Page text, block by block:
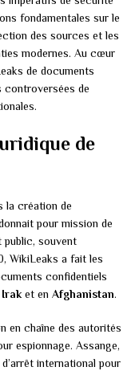
fondamentales sur le
des sources et les
modernes. Au cœur
de documents
controversées de
de
la création de
pour mission de
public, souvent
WikiLeaks a fait les
confidentiels
Irak et en Afghanistan.
en chaîne des autorités
espionnage. Assange,
d’arrêt international pour